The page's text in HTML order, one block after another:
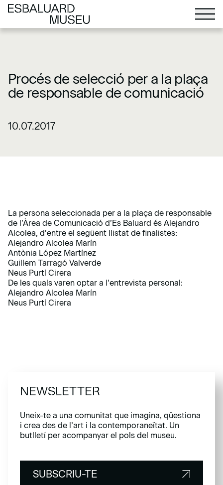
Procés de selecció per a la plaça
de responsable de comunicació
10.07.2017
La persona seleccionada per a la plaça de responsable
de l’Àrea de Comunicació d’Es Baluard és Alejandro
Alcolea, d’entre el següent llistat de finalistes:
Alejandro Alcolea Marín
Antònia López Martínez
Guillem Tarragó Valverde
Neus Purtí Cirera
De les quals varen optar a l’entrevista personal:
Alejandro Alcolea Marín
Neus Purtí Cirera
NEWSLETTER
Uneix-te a una comunitat que imagina, qüestiona
i crea des de l’art i la contemporaneïtat. Un
butlletí per acompanyar el pols del museu.
SUBSCRIU-TE